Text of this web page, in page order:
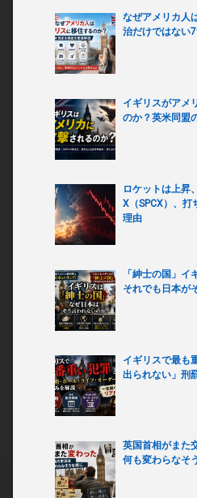
なぜアメリカ人
治だけではない
イギリスがアメ
のか？英米同盟
ロケットは上昇
X（SPCX）、打
理由
「紳士の国」イ
それでも日本が
イギリスで最も
出られない」刑
英国首相がまた
何も変わらなそ